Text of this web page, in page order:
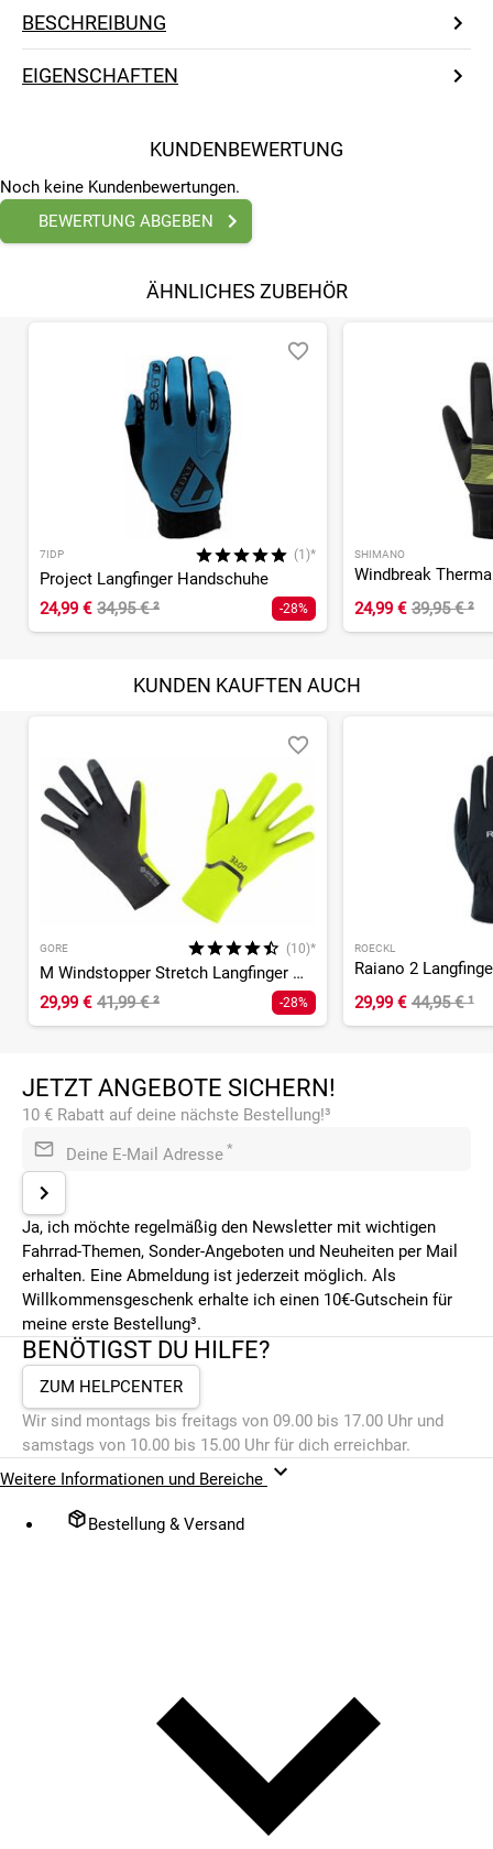
BESCHREIBUNG
EIGENSCHAFTEN
KUNDENBEWERTUNG
Noch keine Kundenbewertungen.
BEWERTUNG ABGEBEN
ÄHNLICHES ZUBEHÖR
7IDP (1)*
Project Langfinger Handschuhe
24,99 € 34,95 €² -28%
SHIMANO
24,99 € 39,95 €²
KUNDEN KAUFTEN AUCH
GORE (10)*
M Windstopper Stretch Langfinger Handschuhe
29,99 € 41,99 €² -28%
ROECKL
Raiano 2
29,99 € 44,95 €¹
JETZT ANGEBOTE SICHERN!
10 € Rabatt auf deine nächste Bestellung!³
Deine E-Mail Adresse *
Ja, ich möchte regelmäßig den Newsletter mit wichtigen
Fahrrad-Themen, Sonder-Angeboten und Neuheiten per Mail
erhalten. Eine Abmeldung ist jederzeit möglich. Als
Willkommensgeschenk erhalte ich einen 10€-Gutschein für
meine erste Bestellung³.
BENÖTIGST DU HILFE?
ZUM HELPCENTER
Wir sind montags bis freitags von 09.00 bis 17.00 Uhr und
samstags von 10.00 bis 15.00 Uhr für dich erreichbar.
Weitere Informationen und Bereiche
Bestellung & Versand